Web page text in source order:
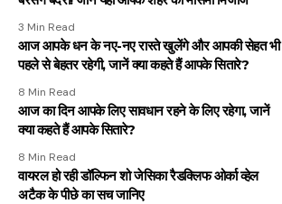
3 Min Read
आज आपके धन के नए-नए रास्ते खुलेंगे और आपकी सेहत भी
पहले से बेहतर रहेगी, जानें क्या कहते हैं आपके सितारे?
8 Min Read
आज का दिन आपके लिए सावधान रहने के लिए रहेगा, जानें
क्या कहते हैं आपके सितारे?
8 Min Read
वायरल हो रही डॉल्फिन शो जेसिका रैडक्लिफ ओर्का व्हेल
अटैक के पीछे का सच जानिए